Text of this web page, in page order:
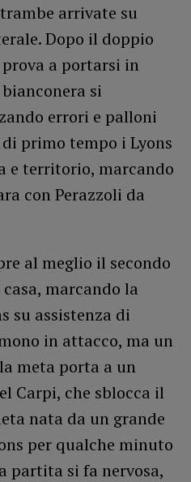
arrivate su
Dopo il doppio
a portarsi in
si
errori e palloni
primo tempo i Lyons
e territorio, marcando
con Perazzoli da
al meglio il secondo
marcando la
su assistenza di
in attacco, ma un
meta porta a un
Carpi, che sblocca il
nata da un grande
per qualche minuto
partita si fa nervosa,